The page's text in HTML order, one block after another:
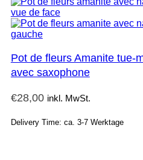
Pot de fleurs Amanite tue-
avec saxophone
€28,00 inkl. MwSt.
Delivery Time: ca. 3-7 Werktage